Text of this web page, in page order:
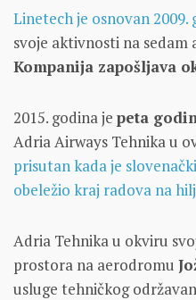
Linetech je osnovan 2009.
svoje aktivnosti na sedam
Kompanija zapošljava
2015. godina je peta
Adria Airways Tehnika u
prisutan kada je
obeležio kraj radova na
Adria Tehnika u okviru
prostora na aerodromu
usluge tehničkog